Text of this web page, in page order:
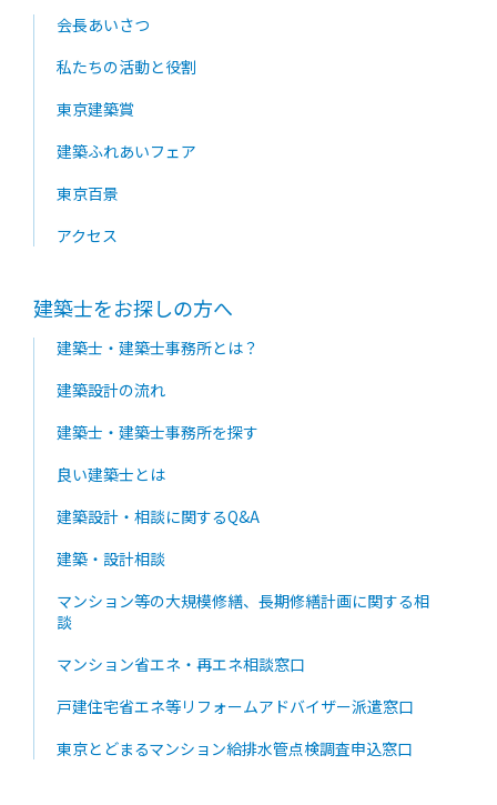
会長あいさつ
私たちの活動と役割
東京建築賞
建築ふれあいフェア
東京百景
アクセス
建築士をお探しの方へ
建築士・建築士事務所とは？
建築設計の流れ
建築士・建築士事務所を探す
良い建築士とは
建築設計・相談に関するQ&A
建築・設計相談
マンション等の大規模修繕、長期修繕計画に関する相
談
マンション省エネ・再エネ相談窓口
戸建住宅省エネ等リフォームアドバイザー派遣窓口
東京とどまるマンション給排水管点検調査申込窓口